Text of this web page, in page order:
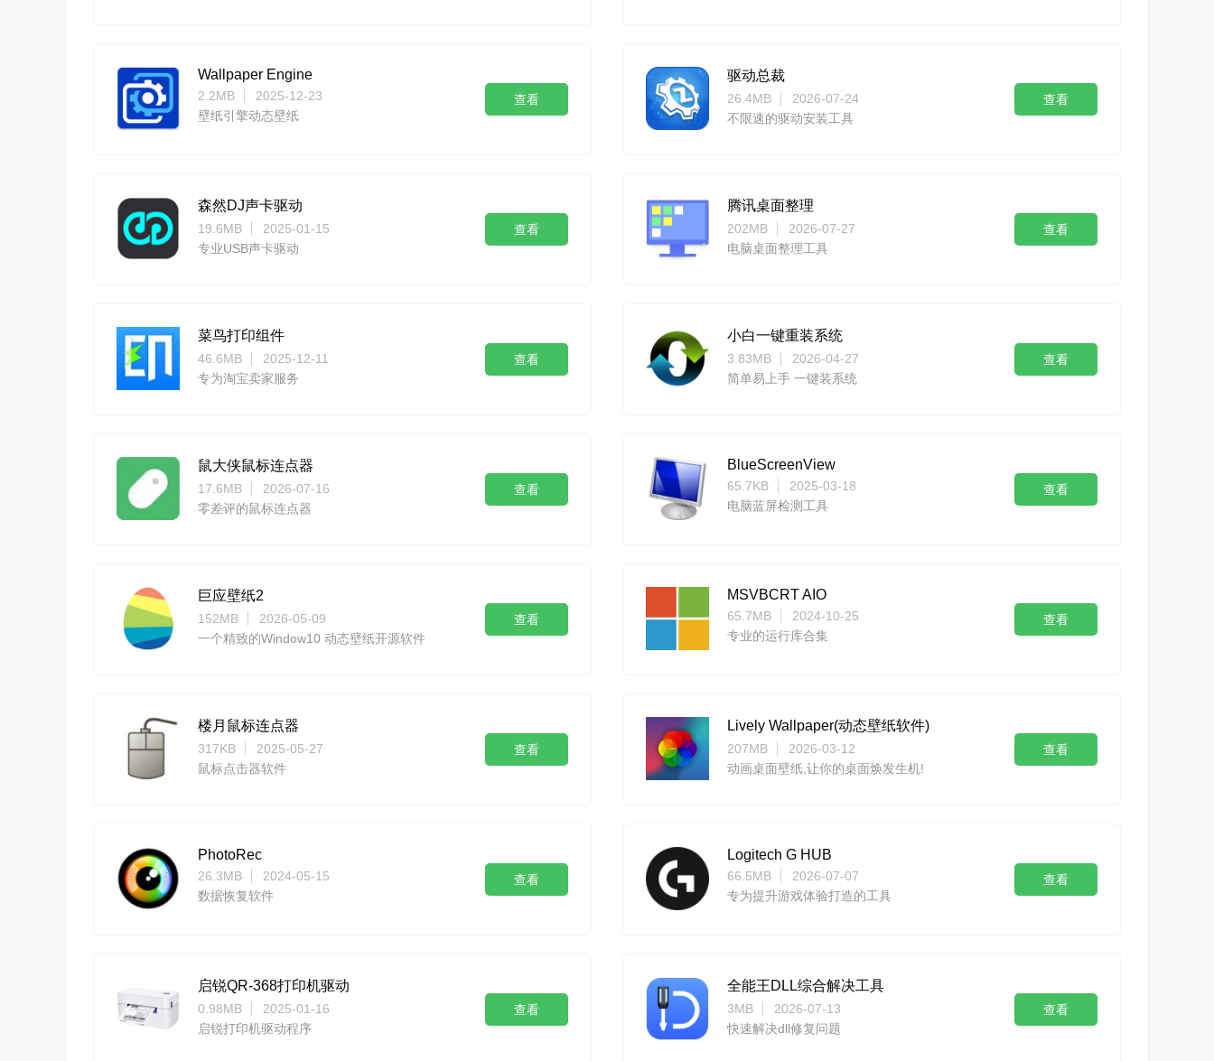
Wallpaper Engine
2.2MB
2025-12-23
壁纸引擎动态壁纸
查看
驱动总裁
26.4MB
2026-07-24
不限速的驱动安装工具
查看
森然DJ声卡驱动
19.6MB
2025-01-15
专业USB声卡驱动
查看
腾讯桌面整理
202MB
2026-07-27
电脑桌面整理工具
查看
菜鸟打印组件
46.6MB
2025-12-11
专为淘宝卖家服务
查看
小白一键重装系统
3.83MB
2026-04-27
简单易上手 一键装系统
查看
鼠大侠鼠标连点器
17.6MB
2026-07-16
零差评的鼠标连点器
查看
BlueScreenView
65.7KB
2025-03-18
电脑蓝屏检测工具
查看
巨应壁纸2
152MB
2026-05-09
一个精致的Window10 动态壁纸开源软件
查看
MSVBCRT AIO
65.7MB
2024-10-25
专业的运行库合集
查看
楼月鼠标连点器
317KB
2025-05-27
鼠标点击器软件
查看
Lively Wallpaper(动态壁纸软件)
207MB
2026-03-12
动画桌面壁纸,让你的桌面焕发生机!
查看
PhotoRec
26.3MB
2024-05-15
数据恢复软件
查看
Logitech G HUB
66.5MB
2026-07-07
专为提升游戏体验打造的工具
查看
启锐QR-368打印机驱动
0.98MB
2025-01-16
启锐打印机驱动程序
查看
全能王DLL综合解决工具
3MB
2026-07-13
快速解决dll修复问题
查看